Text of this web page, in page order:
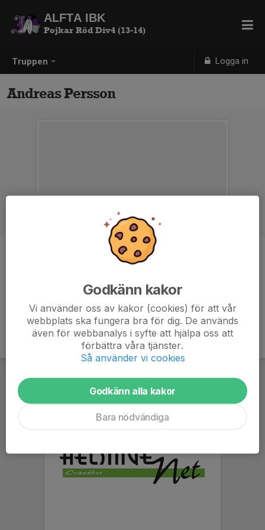
Truppen Logga in
ALFTA IBK
Pojkar Röd Div4 (13-14)
Andreas Persson
Tränare
Godkänn kakor
Vi använder oss av kakor (cookies) för att vår
webbplats ska fungera bra för dig. De används
även för webbanalys i syfte att hjälpa oss att
förbättra våra tjänster.
Så använder vi cookies
Godkänn alla kakor
Bara nödvändiga